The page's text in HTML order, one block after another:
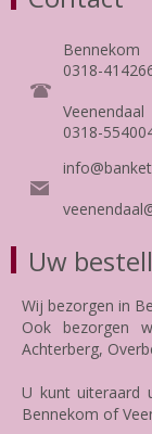
Bennekom
0318-
Veenendaal
0318-
Uw
Wij bezorgen in
Ook bezorgen
Achterberg,
U kunt uiteraard
Bennekom of